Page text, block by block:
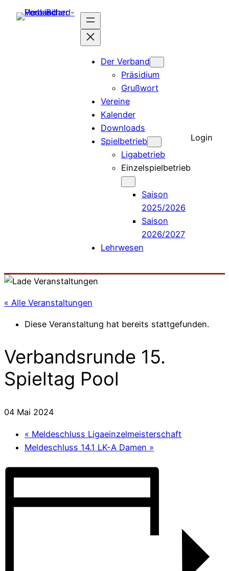
Der Verband
Präsidium
Grußwort
Vereine
Kalender
Downloads
Spielbetrieb
Ligabetrieb
Einzelspielbetrieb
Saison
2025/2026
Saison
2026/2027
Lehrwesen
Login
« Alle Veranstaltungen
Diese Veranstaltung hat bereits stattgefunden.
Verbandsrunde 15.
Spieltag Pool
04 Mai 2024
« Meldeschluss Ligaeinzelmeisterschaft
Meldeschluss 14.1 LK-A Damen »